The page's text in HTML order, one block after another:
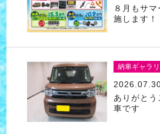
８月もサ
施します！
納車ギャラ
ありがとう
車です